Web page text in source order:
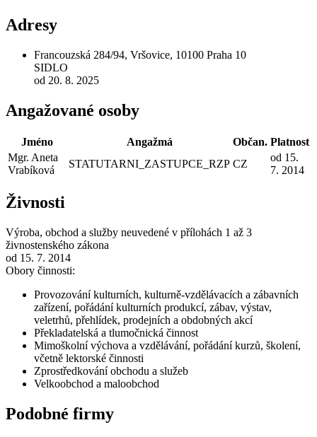
Adresy
Francouzská 284/94, Vršovice, 10100 Praha 10
SIDLO
od 20. 8. 2025
Angažované osoby
Jméno Angažmá Občan. Platnost
Mgr. Aneta
Vrabíková
STATUTARNI_ZASTUPCE_RZP CZ
od 15.
7. 2014
Živnosti
Výroba, obchod a služby neuvedené v přílohách 1 až 3
živnostenského zákona
od 15. 7. 2014
Obory činnosti:
Provozování kulturních, kulturně-vzdělávacích a zábavních
zařízení, pořádání kulturních produkcí, zábav, výstav,
veletrhů, přehlídek, prodejních a obdobných akcí
Překladatelská a tlumočnická činnost
Mimoškolní výchova a vzdělávání, pořádání kurzů, školení,
včetně lektorské činnosti
Zprostředkování obchodu a služeb
Velkoobchod a maloobchod
Podobné firmy